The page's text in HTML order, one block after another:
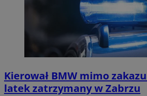
Kierował BMW mimo
latek zatrzymany w Zabrzu